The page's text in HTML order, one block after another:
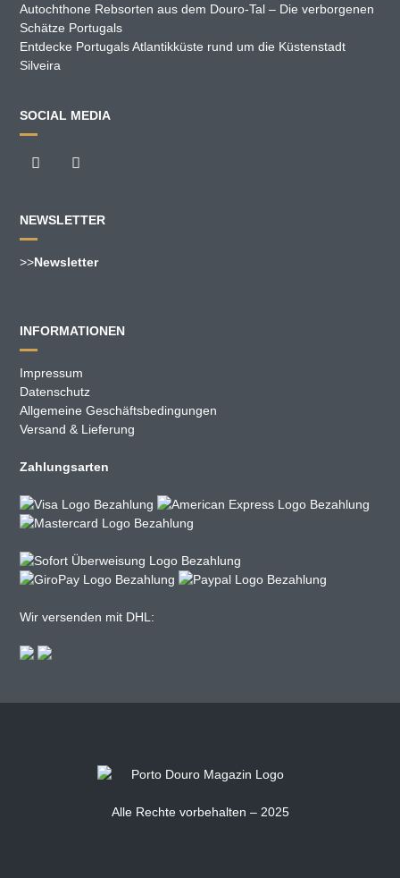
Autochthone Rebsorten aus dem Douro-Tal – Die verborgenen
Schätze Portugals
Entdecke Portugals Atlantikküste rund um die Küstenstadt
Silveira
SOCIAL MEDIA
NEWSLETTER
>>Newsletter
INFORMATIONEN
Impressum
Datenschutz
Allgemeine Geschäftsbedingungen
Versand & Lieferung
Zahlungsarten
Wir versenden mit DHL:
Alle Rechte vorbehalten – 2025